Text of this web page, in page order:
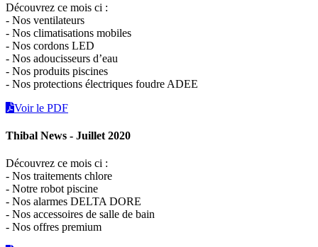
Découvrez ce mois ci :
- Nos ventilateurs
- Nos climatisations mobiles
- Nos cordons LED
- Nos adoucisseurs d’eau
- Nos produits piscines
- Nos protections électriques foudre ADEE
Voir le PDF
Thibal News - Juillet 2020
Découvrez ce mois ci :
- Nos traitements chlore
- Notre robot piscine
- Nos alarmes DELTA DORE
- Nos accessoires de salle de bain
- Nos offres premium